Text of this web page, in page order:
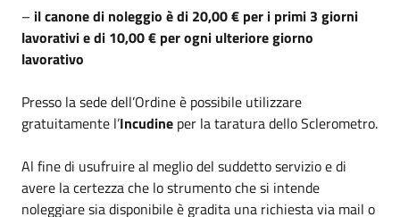
– il canone di noleggio è di 20,00 € per i primi 3 giorni
lavorativi e di 10,00 € per ogni ulteriore giorno
lavorativo
Presso la sede dell’Ordine è possibile utilizzare
gratuitamente l’Incudine per la taratura dello Sclerometro.
Al fine di usufruire al meglio del suddetto servizio e di
avere la certezza che lo strumento che si intende
noleggiare sia disponibile è gradita una richiesta via mail o